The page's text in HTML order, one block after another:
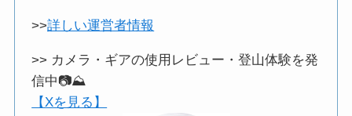
>>詳しい運営者情報
>> カメラ・ギアの使用レビュー・登山体験を発
信中📷️⛰️
【Xを見る】